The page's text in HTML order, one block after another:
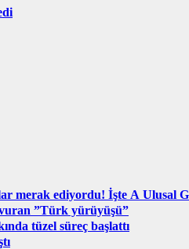
merak ediyordu! İşte A Ulusal
”Türk yürüyüşü”
tüzel süreç başlattı